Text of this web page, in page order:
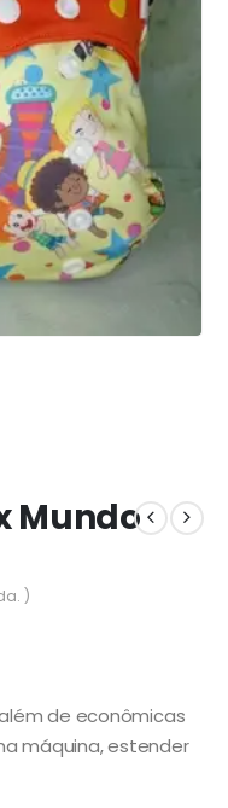
Mundo
)
de econômicas
máquina, estender